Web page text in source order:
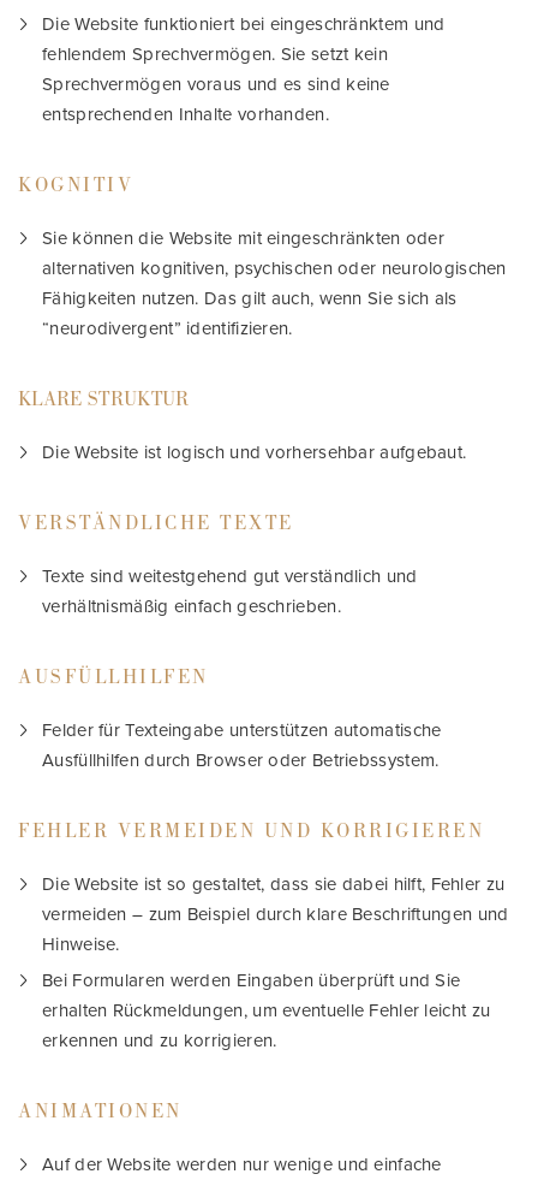
Die Website funktioniert bei eingeschränktem und
fehlendem Sprechvermögen. Sie setzt kein
Sprechvermögen voraus und es sind keine
entsprechenden Inhalte vorhanden.
KOGNITIV
Sie können die Website mit eingeschränkten oder
alternativen kognitiven, psychischen oder neurologischen
Fähigkeiten nutzen. Das gilt auch, wenn Sie sich als
“neurodivergent” identifizieren.
KLARE STRUKTUR
Die Website ist logisch und vorhersehbar aufgebaut.
VERSTÄNDLICHE TEXTE
Texte sind weitestgehend gut verständlich und
verhältnismäßig einfach geschrieben.
AUSFÜLLHILFEN
Felder für Texteingabe unterstützen automatische
Ausfüllhilfen durch Browser oder Betriebssystem.
FEHLER VERMEIDEN UND KORRIGIEREN
Die Website ist so gestaltet, dass sie dabei hilft, Fehler zu
vermeiden – zum Beispiel durch klare Beschriftungen und
Hinweise.
Bei Formularen werden Eingaben überprüft und Sie
erhalten Rückmeldungen, um eventuelle Fehler leicht zu
erkennen und zu korrigieren.
ANIMATIONEN
Auf der Website werden nur wenige und einfache